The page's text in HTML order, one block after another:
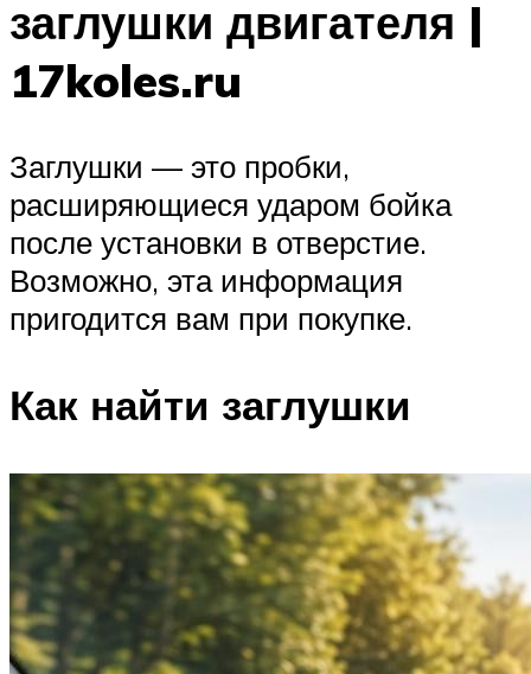
заглушки двигателя |
17koles.ru
Заглушки — это пробки,
расширяющиеся ударом бойка
после установки в отверстие.
Возможно, эта информация
пригодится вам при покупке.
Как найти заглушки